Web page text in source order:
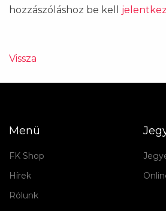
hozzászóláshoz be kell
Vissza
Menü
FK Shop
Hírek
Rólunk